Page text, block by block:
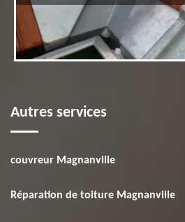
Autres services
couvreur Magnanville
Réparation de toiture Magnanville